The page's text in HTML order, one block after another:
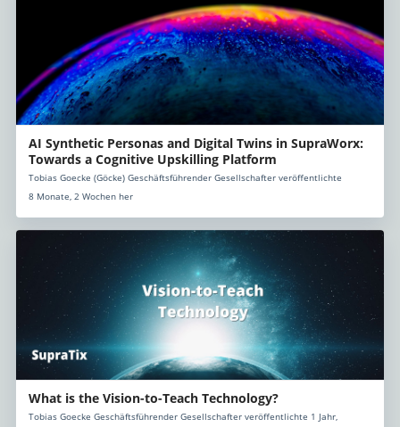
AI Synthetic Personas and Digital Twins in SupraWorx:
Towards a Cognitive Upskilling Platform
Tobias Goecke (Göcke) Geschäftsführender Gesellschafter veröffentlichte
8 Monate, 2 Wochen her
What is the Vision-to-Teach Technology?
Tobias Goecke Geschäftsführender Gesellschafter veröffentlichte 1 Jahr,